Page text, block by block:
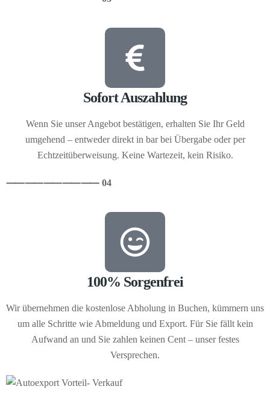
Sofort Auszahlung
Wenn Sie unser Angebot bestätigen, erhalten Sie Ihr Geld
umgehend – entweder direkt in bar bei Übergabe oder per
Echtzeitüberweisung. Keine Wartezeit, kein Risiko.
⸺⸺⸺⸺⸺ 04
100% Sorgenfrei
Wir übernehmen die kostenlose Abholung in Buchen, kümmern uns
um alle Schritte wie Abmeldung und Export. Für Sie fällt kein
Aufwand an und Sie zahlen keinen Cent – unser festes
Versprechen.